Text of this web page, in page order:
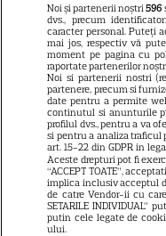
12
Noi și partenerii noștri596
dvs., precum
caracter personal. Puteți
mai jos, respectiv vă
moment pe pagina cu
raportate partenerilor
Noi si partenerii nostri
partenere, precum si
date pentru a permite
continutul si anunturile
profilul dvs., pentru a va
si pentru a analiza traficul
art. 15-22 din GDPR in
Aceste drepturi pot fi
“ACCEPT TOATE”,
implica inclusiv acceptul
de catre Vendor-ii cu
SETARILE INDIVIDUAL”
putin cele legate de
ului.